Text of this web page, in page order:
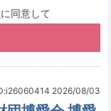
に同意して
2026/08/03